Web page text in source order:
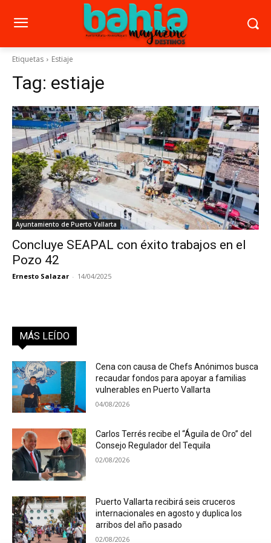
Etiquetas Estiaje
Tag: estiaje
Ayuntamiento de Puerto Vallarta
Concluye SEAPAL con éxito trabajos en el
Pozo 42
Ernesto Salazar - 14/04/2025
MÁS LEÍDO
Cena con causa de Chefs Anónimos busca
recaudar fondos para apoyar a familias
vulnerables en Puerto Vallarta
04/08/2026
Carlos Terrés recibe el “Águila de Oro” del
Consejo Regulador del Tequila
02/08/2026
Puerto Vallarta recibirá seis cruceros
internacionales en agosto y duplica los
arribos del año pasado
02/08/2026